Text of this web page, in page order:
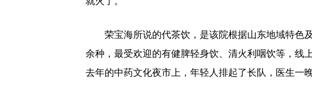
荣宝海所说的代茶饮，是该院根据山东地域特色
余种，最受欢迎的有健脾轻身饮、清火利咽饮等，线
去年的中药文化夜市上，年轻人排起了长队，医生一